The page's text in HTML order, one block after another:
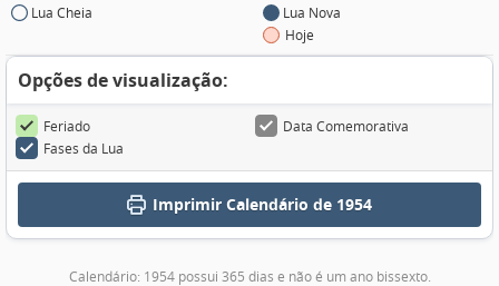
Lua Cheia
Lua Nova
Hoje
Opções de visualização:
Feriado
Data Comemorativa
Fases da Lua
Imprimir Calendário de 1954
Calendário: 1954 possui 365 dias e não é um ano bissexto.